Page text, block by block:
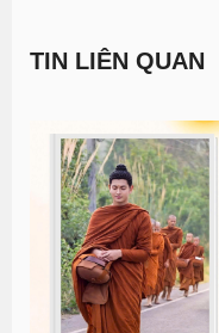
TIN LIÊN QUAN